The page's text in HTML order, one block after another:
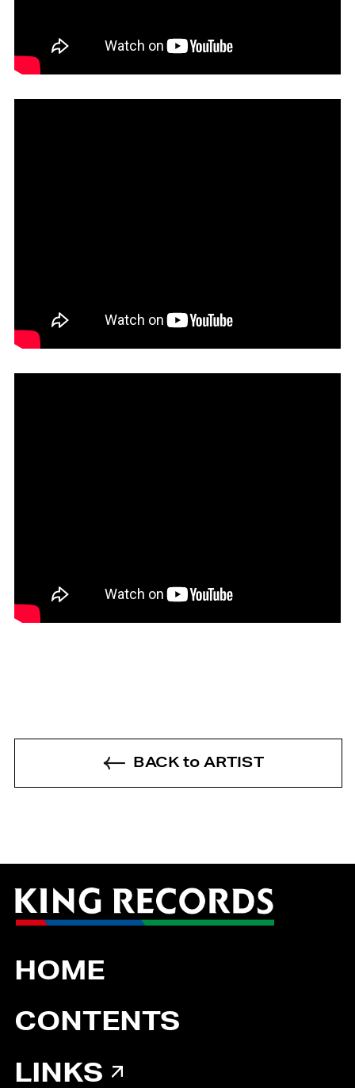
BACK to ARTIST
HOME
CONTENTS
LINKS